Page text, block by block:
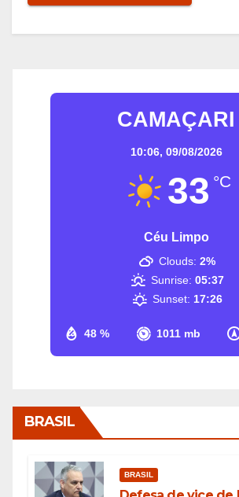
CAMAÇARI
10:06, 09/08/2026
33 °C
Céu Limpo
48 % 1011 mb
Clouds: 2%
Sunrise: 05:37
Sunset: 17:26
BRASIL
BRASIL